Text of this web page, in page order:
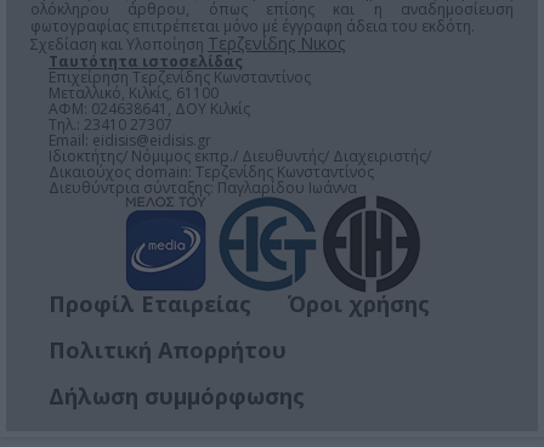
ολόκληρου άρθρου, όπως επίσης και η αναδημοσίευση
φωτογραφίας επιτρέπεται μόνο μέ έγγραφη άδεια του εκδότη.
Σχεδίαση και Υλοποίηση Τερζενίδης Νικος
Ταυτότητα ιστοσελίδας
Επιχείρηση Τερζενίδης Κωνσταντίνος
Μεταλλικό, Κιλκίς, 61100
ΑΦΜ: 024638641, ΔΟΥ Κιλκίς
Τηλ.: 23410 27307
Email: eidisis@eidisis.gr
Ιδιοκτήτης/ Νόμιμος εκπρ./ Διευθυντής/ Διαχειριστής/
Δικαιούχος domain: Τερζενίδης Κωνσταντίνος
Διευθύντρια σύνταξης: Παγλαρίδου Ιωάννα
Προφίλ Εταιρείας
Όροι χρήσης
Πολιτική Απορρήτου
Δήλωση συμμόρφωσης